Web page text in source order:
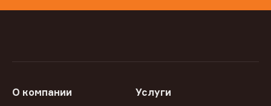
О компании Услуги